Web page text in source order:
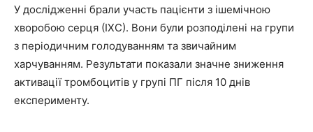
У дослідженні брали участь пацієнти з ішемічною
хворобою серця (ІХС). Вони були розподілені на групи
з періодичним голодуванням та звичайним
харчуванням. Результати показали значне зниження
активації тромбоцитів у групі ПГ після 10 днів
експерименту.